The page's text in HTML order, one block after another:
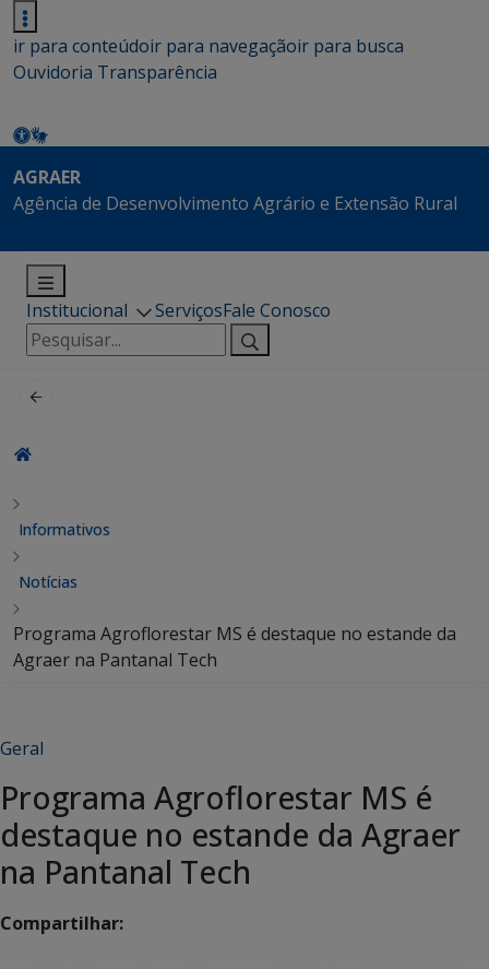
ir para conteúdoir para navegaçãoir para busca
Ouvidoria Transparência
AGRAER
Agência de Desenvolvimento Agrário e Extensão Rural
Institucional ServiçosFale Conosco
Pesquisar
por:
Informativos
Notícias
Programa Agroflorestar MS é destaque no estande da
Agraer na Pantanal Tech
Geral
Programa Agroflorestar MS é
destaque no estande da Agraer
na Pantanal Tech
Compartilhar: